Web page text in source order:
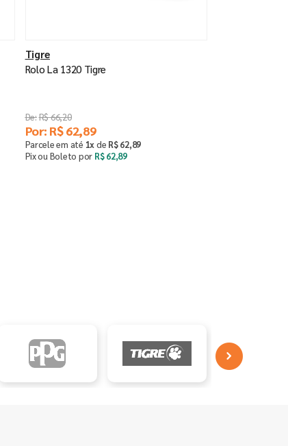
Tigre
Rolo La 1320 Tigre
R$66,20
Por: R$ 62,89
Parcele em até 1xde R$ 62,89
Pix ou Boleto por R$ 62,89